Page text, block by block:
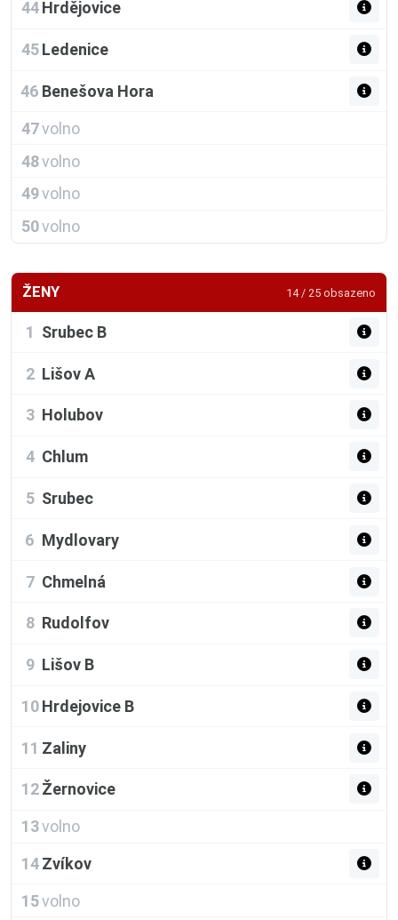
44 Hrdějovice
45 Ledenice
46 Benešova Hora
47volno
48volno
49volno
50volno
ŽENY 14 / 25 obsazeno
1 Srubec B
2 Lišov A
3 Holubov
4 Chlum
5 Srubec
6 Mydlovary
7 Chmelná
8 Rudolfov
9 Lišov B
10 Hrdejovice B
11 Zaliny
12 Žernovice
13volno
14 Zvíkov
15volno